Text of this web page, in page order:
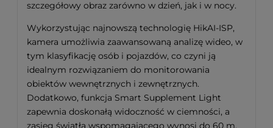
szczegółowy obraz zarówno w dzień, jak i w nocy.
Wykorzystując najnowszą technologię HikAI-ISP,
kamera umożliwia zaawansowaną analizę wideo, w
tym klasyfikację osób i pojazdów, co czyni ją
idealnym rozwiązaniem do monitorowania
obiektów wewnętrznych i zewnętrznych.
Dodatkowo, funkcja Smart Supplement Light
zapewnia doskonałą widoczność w ciemności, a
zasięg światła wspomagającego wynosi do 60 m.